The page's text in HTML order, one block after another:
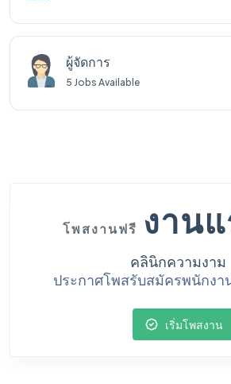
พยาบาล
3 Jobs Available
โพสงานฟรี งาน
คลินิกความงาม
ประกาศโพสรับสมัครพนักงา
เริ่มโพสงาน